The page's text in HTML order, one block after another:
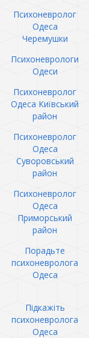
Психоневролог
Одеса
Черемушки
Психоневрологи
Одеси
Психоневролог
Одеса Київський
район
Психоневролог
Одеса
Суворовський
район
Психоневролог
Одеса
Приморський
район
Порадьте
психоневролога
Одеса
Підкажіть
психоневролога
Одеса